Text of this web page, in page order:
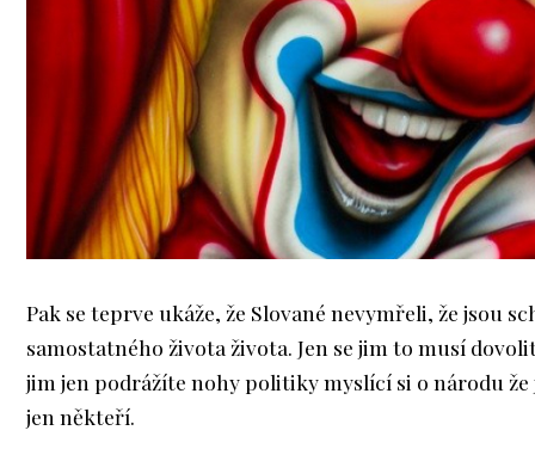
Pak se teprve ukáže, že Slované nevymřeli, že jsou
samostatného života života. Jen se jim to musí
jim jen podrážíte nohy politiky myslící si o národu
jen někteří.